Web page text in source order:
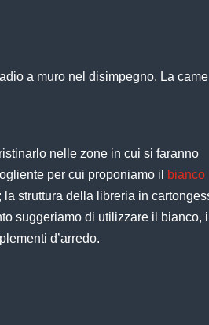
a muro nel disimpegno. La
nelle zone in cui si faranno
per cui proponiamo il bianco
struttura della libreria in
suggeriamo di utilizzare il bianco, il
d’arredo.